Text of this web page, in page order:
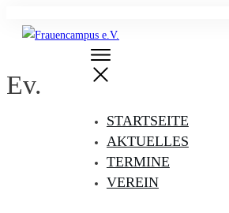
STARTSEITE
AKTUELLES
TERMINE
VEREIN
Ev.